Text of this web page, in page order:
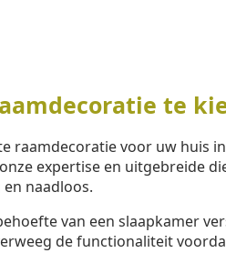
te
raamdecoratie voor uw huis
expertise en uitgebreide
naadloos.
van een slaapkamer
de functionaliteit